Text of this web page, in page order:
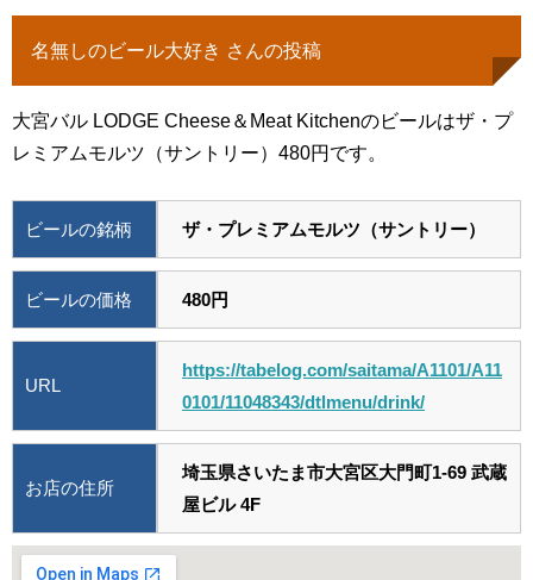
名無しのビール大好き さんの投稿
大宮バル LODGE Cheese＆Meat Kitchenのビールはザ・プ
レミアムモルツ（サントリー）480円です。
ビールの銘柄 ザ・プレミアムモルツ（サントリー）
ビールの価格 480円
URL
https://tabelog.com/saitama/A1101/A11
0101/11048343/dtlmenu/drink/
お店の住所
埼玉県さいたま市大宮区大門町1-69 武蔵
屋ビル 4F